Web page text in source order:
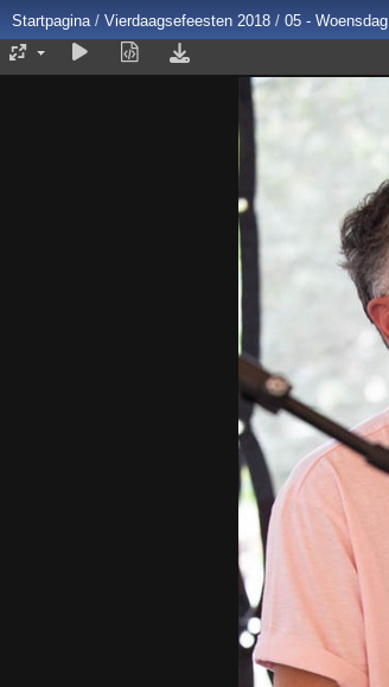
Startpagina/ Vierdaagsefeesten 2018 / 05 - Woensdag